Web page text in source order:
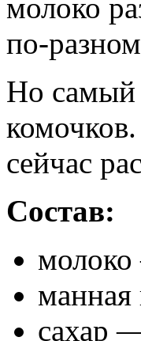
молоко
по-
Но самый
сейчас
Состав:
манная
сахар